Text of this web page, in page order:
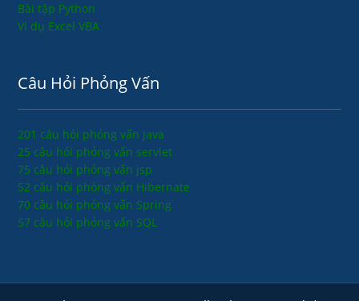
Bài tập Python
Ví dụ Excel VBA
Câu Hỏi Phỏng Vấn
201 câu hỏi phỏng vấn java
25 câu hỏi phỏng vấn servlet
75 câu hỏi phỏng vấn jsp
52 câu hỏi phỏng vấn Hibernate
70 câu hỏi phỏng vấn Spring
57 câu hỏi phỏng vấn SQL